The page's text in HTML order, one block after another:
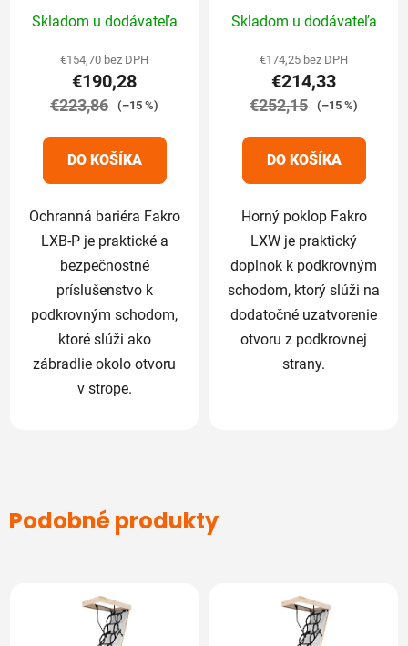
hodnotenie
produktu
je
5,0
5
hviezdičiek.
Skladom u dodávateľa
€154,70 bez DPH
€190,28
€223,86 (–15 %)
DO KOŠÍKA
Ochranná bariéra Fakro
LXB-P je praktické a
bezpečnostné
príslušenstvo k
podkrovným schodom,
ktoré slúži ako
zábradlie okolo otvoru
v strope.
hodnotenie
produktu
je
5,0
5
hviezdičiek.
Skladom u dodávateľa
€174,25 bez DPH
€214,33
€252,15 (–15 %)
DO KOŠÍKA
Horný poklop Fakro
LXW je praktický
doplnok k podkrovným
schodom, ktorý slúži na
dodatočné uzatvorenie
otvoru z podkrovnej
strany.
Podobné produkty